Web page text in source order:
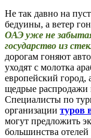
Не так давно на
бедуины, а ветер
ОАЭ уже не
государство из
дорогам гоняют
уходят с молотка
европейский город,
щедрые распродажи
Специалисты по
организации туров
могут предложить
большинства